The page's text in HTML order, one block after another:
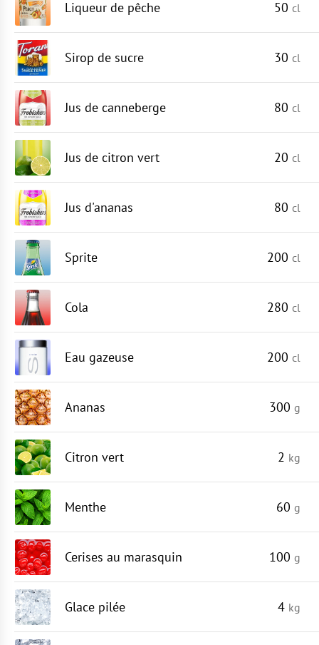
Liqueur de pêche 50 cl
Sirop de sucre 30 cl
Jus de canneberge 80 cl
Jus de citron vert 20 cl
Jus d'ananas 80 cl
Sprite 200 cl
Cola 280 cl
Eau gazeuse 200 cl
Ananas 300 g
Citron vert 2 kg
Menthe 60 g
Cerises au marasquin 100 g
Glace pilée 4 kg